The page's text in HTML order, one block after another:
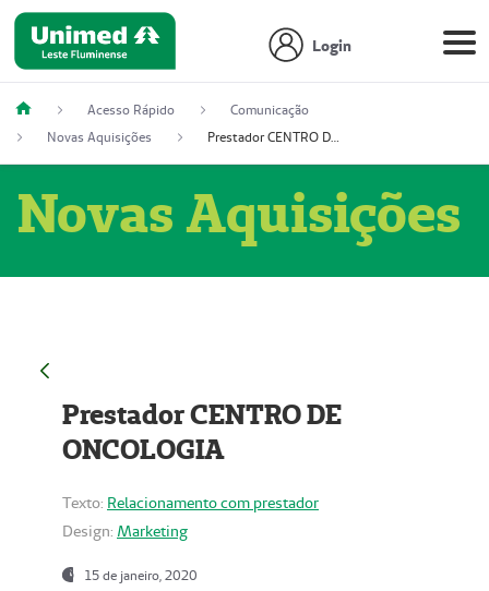
Login
Acesso Rápido
Comunicação
Novas Aquisições
Prestador CENTRO DE ONCOLOGIA
Novas Aquisições
Prestador CENTRO DE
ONCOLOGIA
Texto: Relacionamento com prestador
Design: Marketing
15 de janeiro, 2020